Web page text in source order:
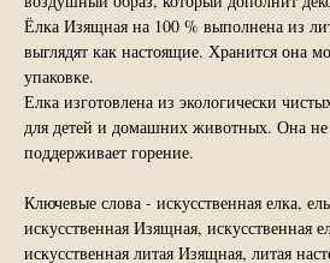
Ёлка Изящная на 100 % выполнена из
выглядят как настоящие. Хранится она
упаковке.
Елка изготовлена из экологически
для детей и домашних животных. Она не
поддерживает горение.
Ключевые слова - искусственная елка,
искусственная Изящная, искусственная
искусственная литая Изящная, литая